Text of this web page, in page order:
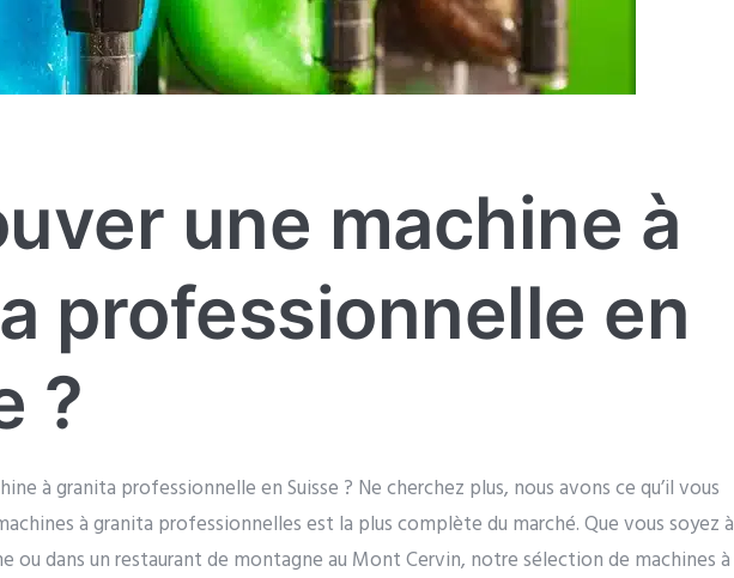
une machine à
professionnelle en
?
à granita professionnelle en Suisse ? Ne cherchez plus, nous avons ce qu’il vous
à granita professionnelles est la plus complète du marché. Que vous soyez à
ou dans un restaurant de montagne au Mont Cervin, notre sélection de machines à